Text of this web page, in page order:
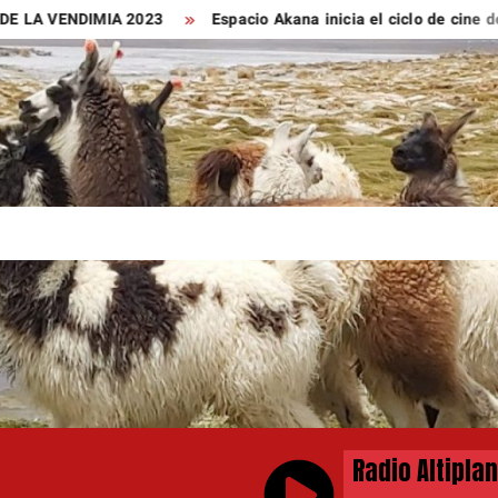
2023 Espacio Akana inicia el ciclo de cine de este